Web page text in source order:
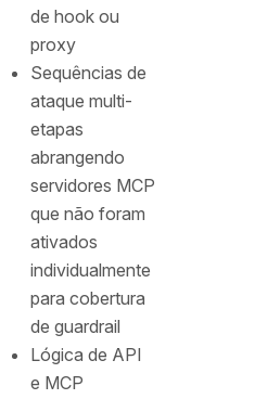
de hook ou
proxy
Sequências de
ataque multi-
etapas
abrangendo
servidores MCP
que não foram
ativados
individualmente
para cobertura
de guardrail
Lógica de API
e MCP